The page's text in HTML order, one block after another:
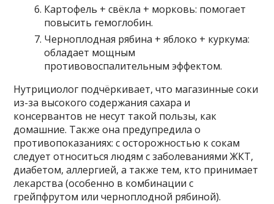
Картофель + свёкла + морковь: помогает
повысить гемоглобин.
Черноплодная рябина + яблоко + куркума:
обладает мощным
противовоспалительным эффектом.
Нутрициолог подчёркивает, что магазинные соки
из-за высокого содержания сахара и
консервантов не несут такой пользы, как
домашние. Также она предупредила о
противопоказаниях: с осторожностью к сокам
следует относиться людям с заболеваниями ЖКТ,
диабетом, аллергией, а также тем, кто принимает
лекарства (особенно в комбинации с
грейпфрутом или черноплодной рябиной).